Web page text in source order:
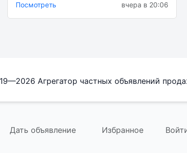
Посмотреть вчера в 20:06
Агрегатор частных объявлений
Дать объявление Избранное